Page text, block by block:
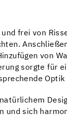
frei von
von
sorgte für
Optik
sich